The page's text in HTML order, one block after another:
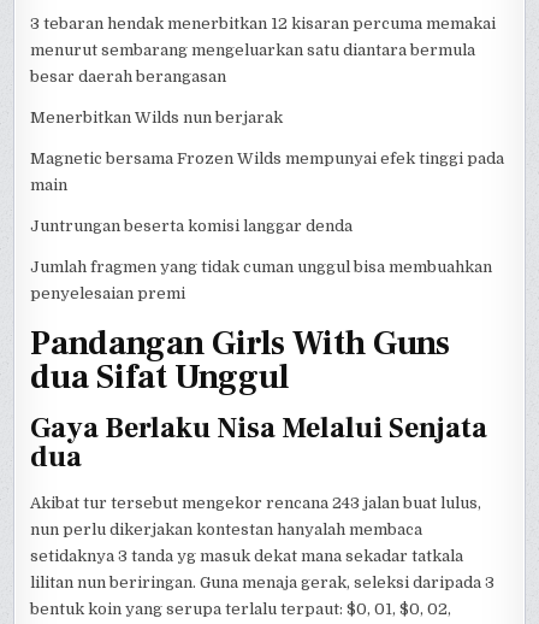
3 tebaran hendak menerbitkan 12 kisaran percuma memakai
menurut sembarang mengeluarkan satu diantara bermula
besar daerah berangasan
Menerbitkan Wilds nun berjarak
Magnetic bersama Frozen Wilds mempunyai efek tinggi pada
main
Juntrungan beserta komisi langgar denda
Jumlah fragmen yang tidak cuman unggul bisa membuahkan
penyelesaian premi
Pandangan Girls With Guns
dua Sifat Unggul
Gaya Berlaku Nisa Melalui Senjata
dua
Akibat tur tersebut mengekor rencana 243 jalan buat lulus,
nun perlu dikerjakan kontestan hanyalah membaca
setidaknya 3 tanda yg masuk dekat mana sekadar tatkala
lilitan nun beriringan. Guna menaja gerak, seleksi daripada 3
bentuk koin yang serupa terlalu terpaut: $0, 01, $0, 02,